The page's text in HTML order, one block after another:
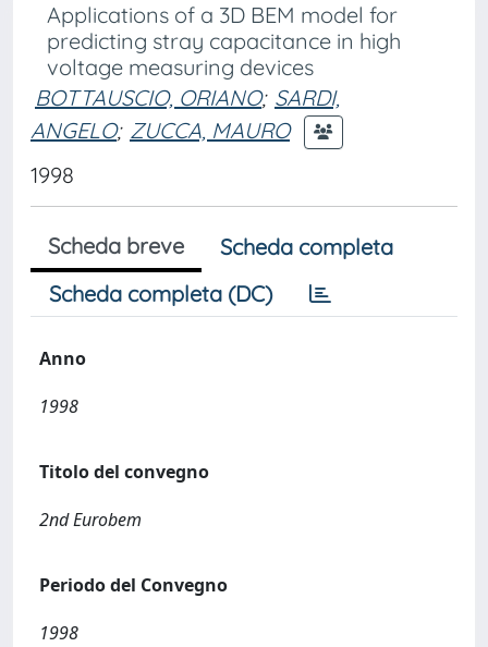
Applications of a 3D BEM model for
predicting stray capacitance in high
voltage measuring devices
BOTTAUSCIO, ORIANO; SARDI,
ANGELO; ZUCCA, MAURO
1998
Scheda breve
Scheda completa
Scheda completa (DC)
Anno
1998
Titolo del convegno
2nd Eurobem
Periodo del Convegno
1998